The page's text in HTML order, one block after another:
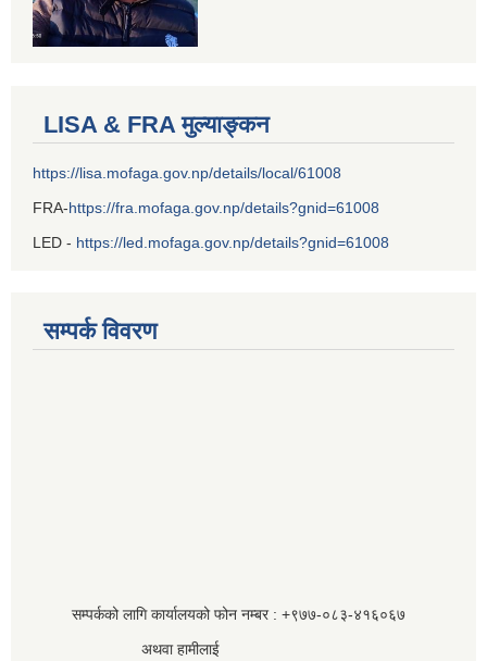
LISA & FRA मुल्याङ्कन
https://lisa.mofaga.gov.np/details/local/61008
FRA-https://fra.mofaga.gov.np/details?gnid=61008
LED - https://led.mofaga.gov.np/details?gnid=61008
सम्पर्क विवरण
सम्पर्कको लागि कार्यालयको फोन नम्बर : +९७७-०८३‍-४१६०६७
अथवा हामीलाई